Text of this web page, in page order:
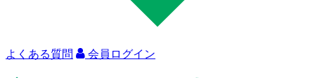
よくある質問 会員ログイン